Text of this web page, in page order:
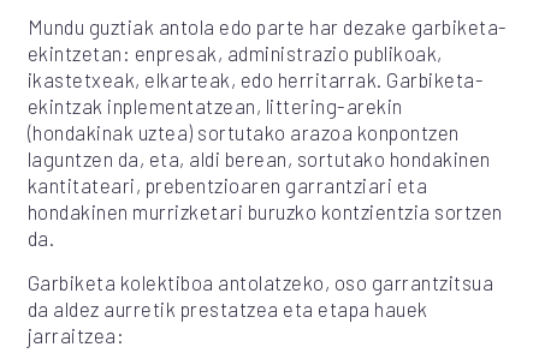
Mundu guztiak antola edo parte har dezake garbiketa-
ekintzetan: enpresak, administrazio publikoak,
ikastetxeak, elkarteak, edo herritarrak. Garbiketa-
ekintzak inplementatzean, littering-arekin
(hondakinak uztea) sortutako arazoa konpontzen
laguntzen da, eta, aldi berean, sortutako hondakinen
kantitateari, prebentzioaren garrantziari eta
hondakinen murrizketari buruzko kontzientzia sortzen
da.
Garbiketa kolektiboa antolatzeko, oso garrantzitsua
da aldez aurretik prestatzea eta etapa hauek
jarraitzea: